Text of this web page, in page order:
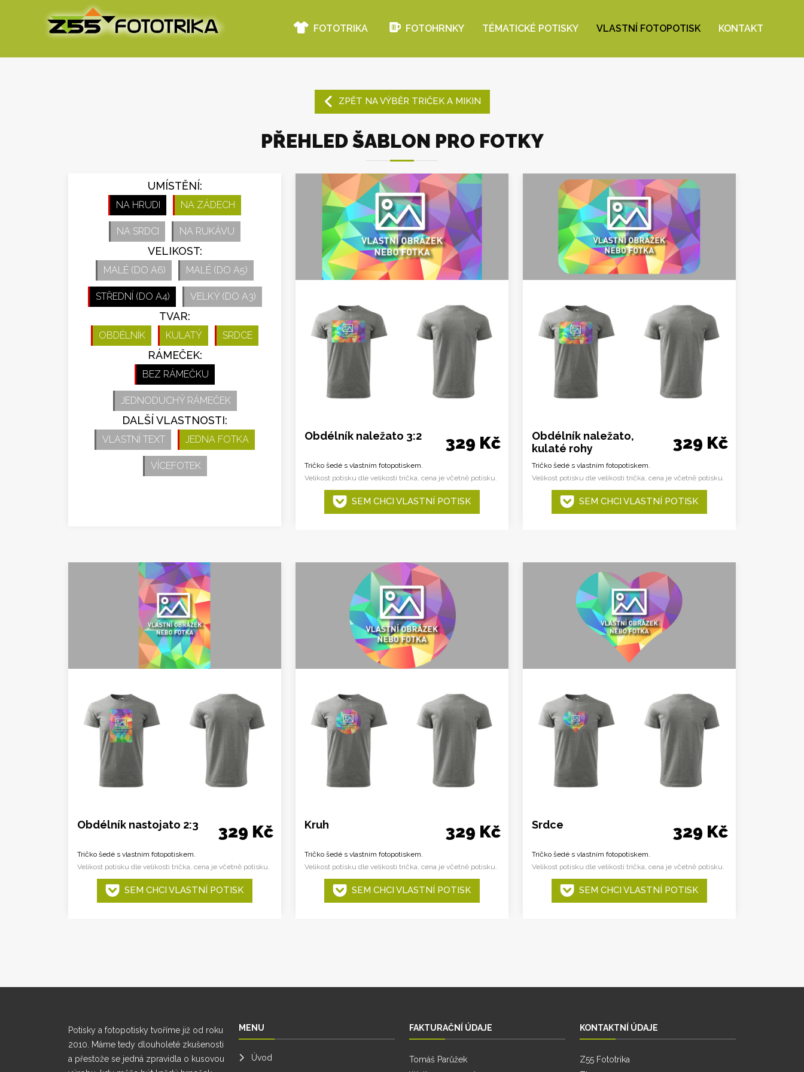
FOTOTRIKA FOTOHRNKY TÉMATICKÉ POTISKY VLASTNÍ FOTOPOTISK KONTAKT
ZPĚT NA VÝBĚR TRIČEK A MIKIN
PŘEHLED ŠABLON PRO FOTKY
UMÍSTĚNÍ:
NA HRUDI NA ZÁDECH
NA SRDCI NA RUKÁVU
VELIKOST:
MALÉ (DO A6) MALÉ (DO A5)
STŘEDNÍ (DO A4) VELKÝ (DO A3)
TVAR:
OBDÉLNÍK KULATÝ SRDCE
RÁMEČEK:
BEZ RÁMEČKU
JEDNODUCHÝ RÁMEČEK
DALŠÍ VLASTNOSTI:
VLASTNÍ TEXT JEDNA FOTKA
VÍCEFOTEK
Obdélník naležato 3:2 329 Kč
Tričko šedé s vlastním fotopotiskem.
Velikost potisku dle velikosti trička, cena je včetně potisku.
SEM CHCI VLASTNÍ POTISK
Obdélník naležato,
kulaté rohy
329 Kč
Tričko šedé s vlastním fotopotiskem.
Velikost potisku dle velikosti trička, cena je včetně potisku.
SEM CHCI VLASTNÍ POTISK
Obdélník nastojato 2:3 329 Kč
Tričko šedé s vlastním fotopotiskem.
Velikost potisku dle velikosti trička, cena je včetně potisku.
SEM CHCI VLASTNÍ POTISK
Kruh 329 Kč
Tričko šedé s vlastním fotopotiskem.
Velikost potisku dle velikosti trička, cena je včetně potisku.
SEM CHCI VLASTNÍ POTISK
Srdce 329 Kč
Tričko šedé s vlastním fotopotiskem.
Velikost potisku dle velikosti trička, cena je včetně potisku.
SEM CHCI VLASTNÍ POTISK
Potisky a fotopotisky tvoříme již od roku
2010. Máme tedy dlouholeté zkušenosti
a přestože se jedná zpravidla o kusovou
MENU
Úvod
FAKTURAČNÍ ÚDAJE
Tomáš Parůžek
KONTAKTNÍ ÚDAJE
Z55 Fototrika